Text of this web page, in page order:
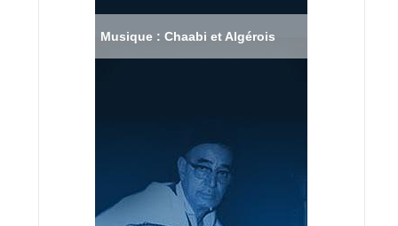
Musique : Chaabi et Algérois